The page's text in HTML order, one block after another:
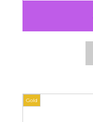
Gold